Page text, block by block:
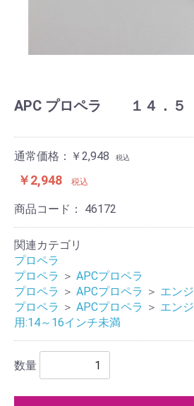
APC プロペラ １４．
通常価格：￥2,948 税込
￥2,948 税込
商品コード： 46172
関連カテゴリ
プロペラ
プロペラ ＞ APCプロペラ
プロペラ ＞ APCプロペラ ＞ エン
プロペラ ＞ APCプロペラ ＞ エン
用:14～16インチ未満
数量